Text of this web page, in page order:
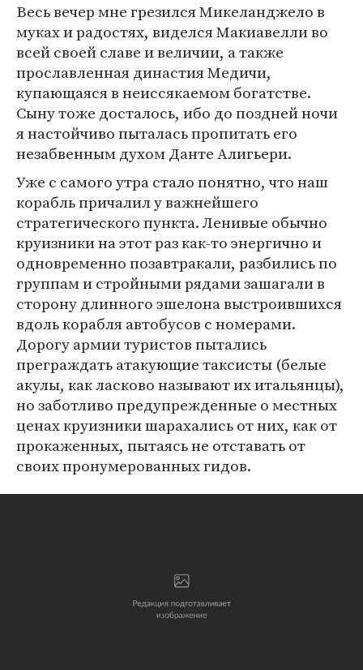
Весь вечер мне грезился Микеланджело в
муках и радостях, виделся Макиавелли во
всей своей славе и величии, а также
прославленная династия Медичи,
купающаяся в неиссякаемом богатстве.
Сыну тоже досталось, ибо до поздней ночи
я настойчиво пыталась пропитать его
незабвенным духом Данте Алигьери.
Уже с самого утра стало понятно, что наш
корабль причалил у важнейшего
стратегического пункта. Ленивые обычно
круизники на этот раз как-то энергично и
одновременно позавтракали, разбились по
группам и стройными рядами зашагали в
сторону длинного эшелона выстроившихся
вдоль корабля автобусов с номерами.
Дорогу армии туристов пытались
преграждать атакующие таксисты (белые
акулы, как ласково называют их итальянцы),
но заботливо предупрежденные о местных
ценах круизники шарахались от них, как от
прокаженных, пытаясь не отставать от
своих пронумерованных гидов.